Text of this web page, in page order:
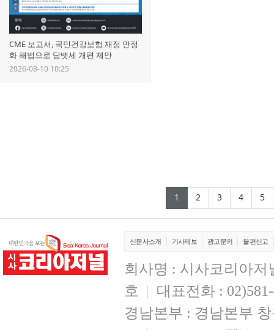
CME 보고서, 국민건강보험 재정 안정
화 해법으로 담뱃세 개편 제안
2026-08-10 10:25
1 (current)
2(current)
3(current)
4 5